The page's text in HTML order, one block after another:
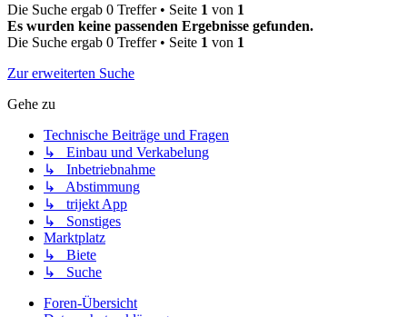
Die Suche ergab 0 Treffer • Seite 1 von 1
Es wurden keine passenden Ergebnisse gefunden.
Die Suche ergab 0 Treffer • Seite 1 von 1
Zur erweiterten Suche
Gehe zu
Technische Beiträge und Fragen
↳ Einbau und Verkabelung
↳ Inbetriebnahme
↳ Abstimmung
↳ trijekt App
↳ Sonstiges
Marktplatz
↳ Biete
↳ Suche
Foren-Übersicht